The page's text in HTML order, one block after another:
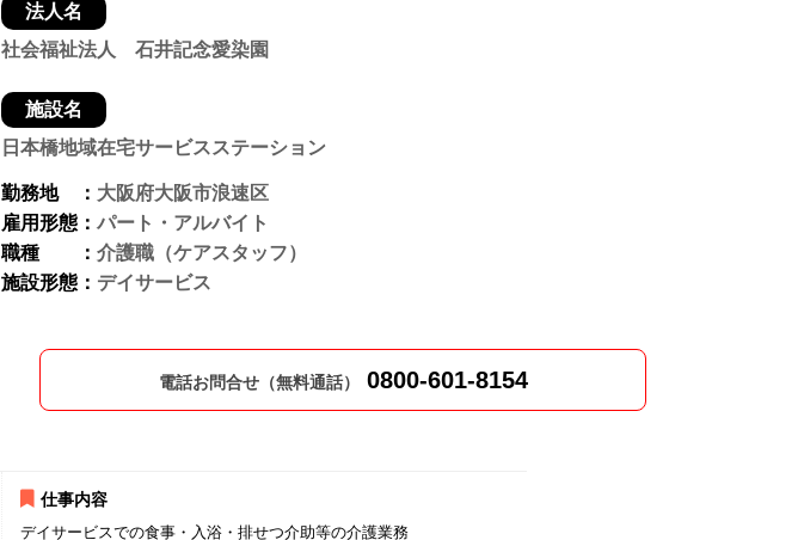
法人名
社会福祉法人 石井記念愛染園
施設名
日本橋地域在宅サービスステーション
勤務地 ： 大阪府大阪市浪速区
雇用形態： パート・アルバイト
職種 ： 介護職（ケアスタッフ）
施設形態： デイサービス
電話お問合せ（無料通話） 0800-601-8154
仕事内容
デイサービスでの食事・入浴・排せつ介助等の介護業務